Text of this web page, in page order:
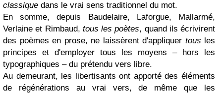
classique dans le vrai sens traditionnel du mot.
En somme, depuis Baudelaire, Laforgue, Mallarmé,
Verlaine et Rimbaud, tous les poètes, quand ils écrivirent
des poèmes en prose, ne laissèrent d'appliquer tous les
principes et d'employer tous les moyens – hors les
typographiques – du prétendu vers libre.
Au demeurant, les libertisants ont apporté des éléments
de régénérations au vrai vers, de même que les